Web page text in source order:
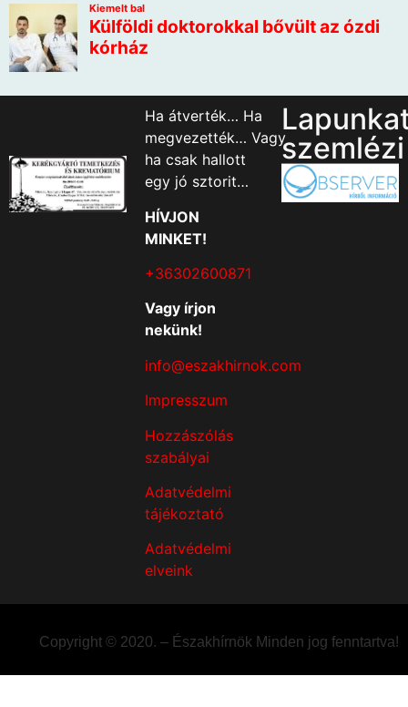
Ha átverték… Ha
megvezették… Vagy
ha csak hallott
egy jó sztorit…
HÍVJON
MINKET!
+36302600871
Vagy írjon
nekünk!
info@eszakhirnok.com
Impresszum
Hozzászólás
szabályai
Adatvédelmi
tájékoztató
Adatvédelmi
elveink
szemlézi
Copyright © 2020. – Északhírnök Minden jog fenntartva!